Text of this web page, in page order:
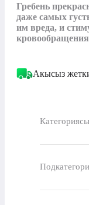
Гребень
даже самых
им вреда, и
Акысыз
Категориясы